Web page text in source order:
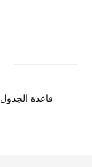
قاعدة الجدول